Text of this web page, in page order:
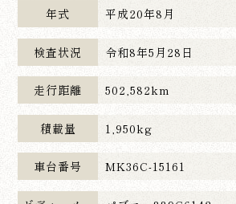
年式 平成20年8月
検査状況 令和8年5月28日
走行距離 502,582km
積載量 1,950kg
車台番号 MK36C-15161